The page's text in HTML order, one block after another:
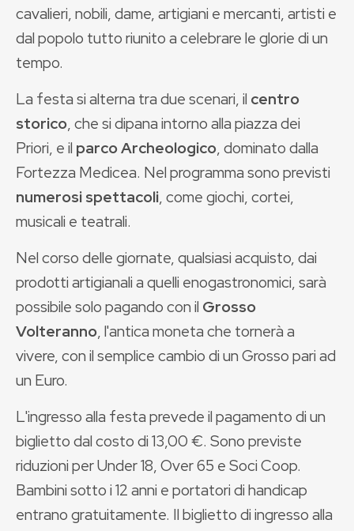
cavalieri, nobili, dame, artigiani e mercanti, artisti e
dal popolo tutto riunito a celebrare le glorie di un
tempo.
La festa si alterna tra due scenari, il centro
storico, che si dipana intorno alla piazza dei
Priori, e il parco Archeologico, dominato dalla
Fortezza Medicea. Nel programma sono previsti
numerosi spettacoli, come giochi, cortei,
musicali e teatrali.
Nel corso delle giornate, qualsiasi acquisto, dai
prodotti artigianali a quelli enogastronomici, sarà
possibile solo pagando con il Grosso
Volteranno, l'antica moneta che tornerà a
vivere, con il semplice cambio di un Grosso pari ad
un Euro.
L'ingresso alla festa prevede il pagamento di un
biglietto dal costo di 13,00 €. Sono previste
riduzioni per Under 18, Over 65 e Soci Coop.
Bambini sotto i 12 anni e portatori di handicap
entrano gratuitamente. Il biglietto di ingresso alla